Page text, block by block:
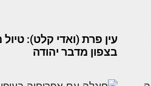
עין פרת (ואדי קלט): טיול
בצפון מדבר יהודה